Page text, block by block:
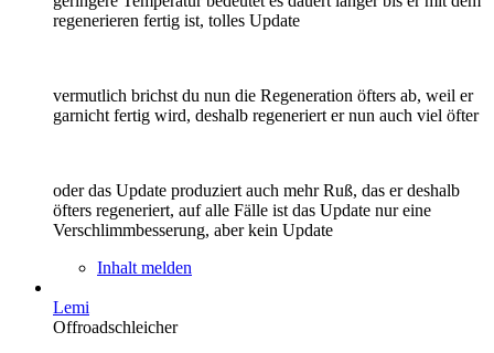
regenerieren fertig ist, tolles Update
vermutlich brichst du nun die Regeneration öfters ab, weil er
garnicht fertig wird, deshalb regeneriert er nun auch viel öfter
oder das Update produziert auch mehr Ruß, das er deshalb
öfters regeneriert, auf alle Fälle ist das Update nur eine
Verschlimmbesserung, aber kein Update
Inhalt melden
Lemi
Offroadschleicher